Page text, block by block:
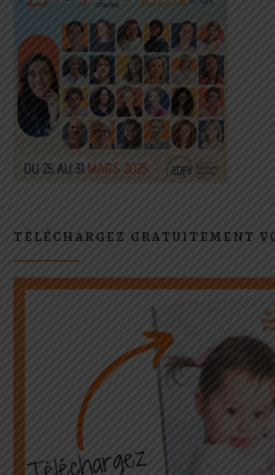
TÉLÉCHARGEZ GRATUITEMENT